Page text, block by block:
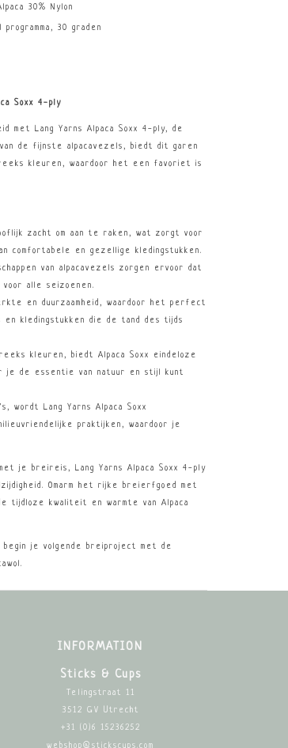
30% Nylon
programma, 30 graden
Soxx 4-ply
met Lang Yarns Alpaca Soxx 4-ply, de
de fijnste alpacavezels, biedt dit garen
kleuren, waardoor het een favoriet is
zacht om aan te raken, wat zorgt voor
en gezellige kledingstukken.
van alpacavezels zorgen ervoor dat
alle seizoenen.
en duurzaamheid, waardoor het perfect
en kledingstukken die de tand des tijds
kleuren, biedt Alpaca Soxx eindeloze
je de essentie van natuur en stijl kunt
wordt Lang Yarns Alpaca Soxx
praktijken, waardoor je
je breireis, Lang Yarns Alpaca Soxx 4-ply
Omarm het rijke breierfgoed met
kwaliteit en warmte van Alpaca
begin je volgende breiproject met de
INFORMATION
Sticks & Cups
Telingstraat 11
3512 GV Utrecht
+31 (0)6 15236252
webshop@stickscups.com